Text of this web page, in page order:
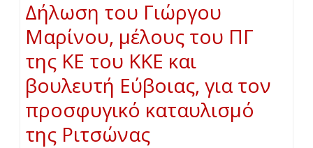
Δήλωση του Γιώργου
Μαρίνου, μέλους του ΠΓ
της ΚΕ του ΚΚΕ και
βουλευτή Εύβοιας, για τον
προσφυγικό καταυλισμό
της Ριτσώνας